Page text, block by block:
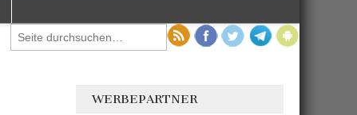
WERBEPARTNER